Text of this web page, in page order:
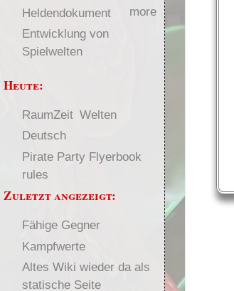
Heldendokument
Entwicklung von
Spielwelten
more
Heute:
RaumZeit Welten
Deutsch
Pirate Party Flyerbook
rules
Zuletzt angezeigt:
Fähige Gegner
Kampfwerte
Altes Wiki wieder da als
statische Seite